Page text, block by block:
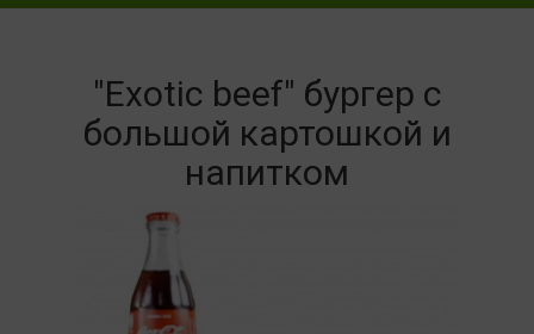
"Exotic beef" бургер с
большой картошкой и
напитком